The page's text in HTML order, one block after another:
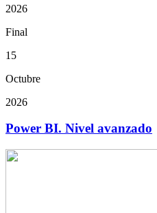
2026
Final
15
Octubre
2026
Power BI. Nivel avanzado